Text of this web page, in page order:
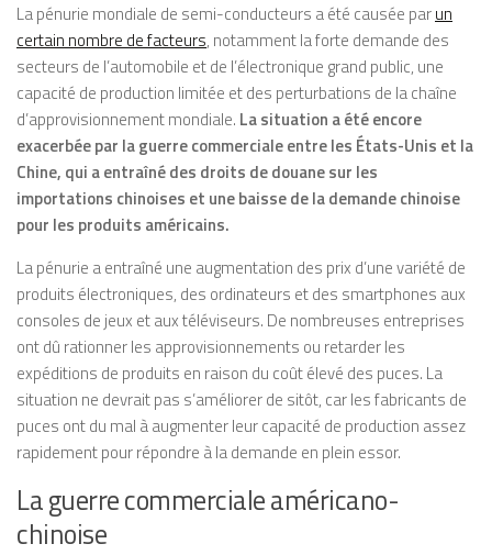
La pénurie mondiale de semi-conducteurs a été causée parun
certain nombre de facteurs, notamment la forte demande des
secteurs de l’automobile et de l’électronique grand public, une
capacité de production limitée et des perturbations de la chaîne
d’approvisionnement mondiale. La situation a été encore
exacerbée par la guerre commerciale entre les États-Unis et la
Chine, qui a entraîné des droits de douane sur les
importations chinoises et une baisse de la demande chinoise
pour les produits américains.
La pénurie a entraîné une augmentation des prix d’une variété de
produits électroniques, des ordinateurs et des smartphones aux
consoles de jeux et aux téléviseurs. De nombreuses entreprises
ont dû rationner les approvisionnements ou retarder les
expéditions de produits en raison du coût élevé des puces. La
situation ne devrait pas s’améliorer de sitôt, car les fabricants de
puces ont du mal à augmenter leur capacité de production assez
rapidement pour répondre à la demande en plein essor.
La guerre commerciale américano-
chinoise